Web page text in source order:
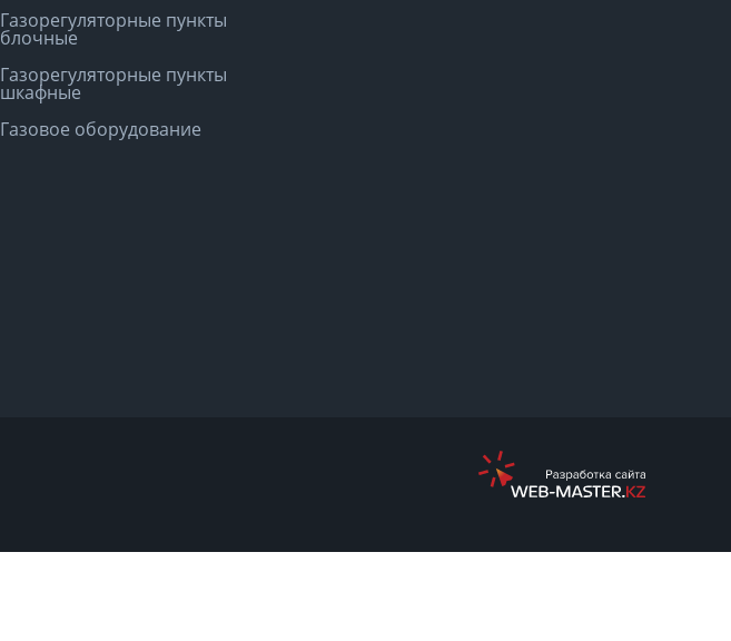
Газорегуляторные пункты
блочные
Газорегуляторные пункты
шкафные
Газовое оборудование